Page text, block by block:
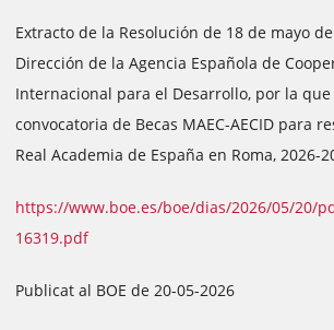
Extracto de la Resolución de 18 de mayo
Dirección de la Agencia Española de
Internacional para el Desarrollo, por la
convocatoria de Becas MAEC-AECID para
Real Academia de España en Roma, 2026-
https://www.boe.es/boe/dias/2026/05/20/
16319.pdf
Publicat al BOE de 20-05-2026